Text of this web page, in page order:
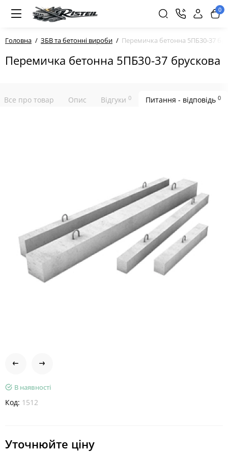
0
Головна ЗБВ та бетонні вироби Перемичка бетонна 5ПБ30-37
Перемичка бетонна 5ПБ30-37 брускова
Все про товар Опис Відгуки 0 Питання - відповідь 0
В наявності
Код: 1512
Уточнюйте ціну